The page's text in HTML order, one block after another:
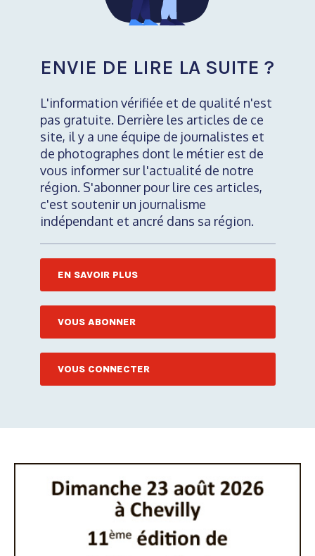
ENVIE DE LIRE LA SUITE ?
L'information vérifiée et de qualité n'est
pas gratuite. Derrière les articles de ce
site, il y a une équipe de journalistes et
de photographes dont le métier est de
vous informer sur l'actualité de notre
région. S'abonner pour lire ces articles,
c'est soutenir un journalisme
indépendant et ancré dans sa région.
EN SAVOIR PLUS
VOUS ABONNER
VOUS CONNECTER